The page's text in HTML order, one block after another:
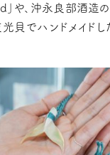
や、沖永良部酒造の
光貝でハンドメイド